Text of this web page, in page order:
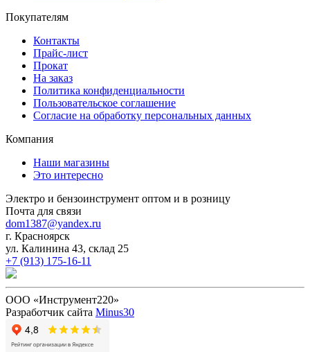
Покупателям
Контакты
Прайс-лист
Прокат
На заказ
Политика конфиденциальности
Пользовательское соглашение
Согласие на обработку персональных данных
Компания
Наши магазины
Это интересно
Электро и бензоинструмент оптом и в розницу
Почта для связи
dom1387@yandex.ru
г. Красноярск
ул. Калинина 43, склад 25
+7 (913) 175-16-11
ООО «Инструмент220»
Разработчик сайта Minus30